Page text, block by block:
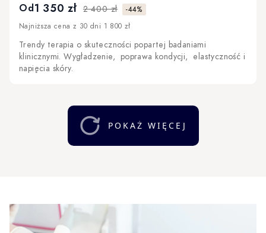
Od1 350 zł 2 400 zł
-44%
Najniższa cena z 30 dni 1 800 zł
Trendy terapia o skuteczności popartej badaniami
klinicznymi. Wygładzenie, poprawa kondycji, elastyczność i
napięcia skóry.
POKAŻ WIĘCEJ